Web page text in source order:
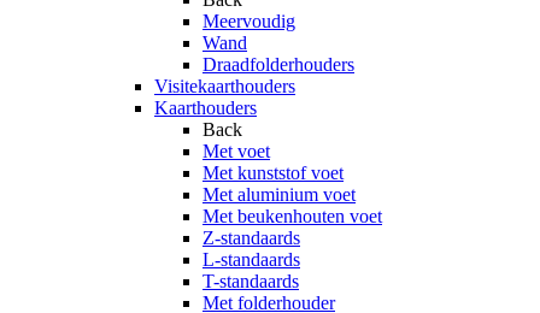
Meervoudig
Wand
Draadfolderhouders
Visitekaarthouders
Kaarthouders
Back
Met voet
Met kunststof voet
Met aluminium voet
Met beukenhouten voet
Z-standaards
L-standaards
T-standaards
Met folderhouder